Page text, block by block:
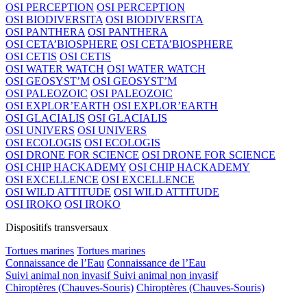
OSI PERCEPTION OSI PERCEPTION
OSI BIODIVERSITA OSI BIODIVERSITA
OSI PANTHERA OSI PANTHERA
OSI CETA’BIOSPHERE OSI CETA’BIOSPHERE
OSI CETIS OSI CETIS
OSI WATER WATCH OSI WATER WATCH
OSI GEOSYST’M OSI GEOSYST’M
OSI PALEOZOIC OSI PALEOZOIC
OSI EXPLOR’EARTH OSI EXPLOR’EARTH
OSI GLACIALIS OSI GLACIALIS
OSI UNIVERS OSI UNIVERS
OSI ECOLOGIS OSI ECOLOGIS
OSI DRONE FOR SCIENCE OSI DRONE FOR SCIENCE
OSI CHIP HACKADEMY OSI CHIP HACKADEMY
OSI EXCELLENCE OSI EXCELLENCE
OSI WILD ATTITUDE OSI WILD ATTITUDE
OSI IROKO OSI IROKO
Dispositifs transversaux
Tortues marines Tortues marines
Connaissance de l’Eau Connaissance de l’Eau
Suivi animal non invasif Suivi animal non invasif
Chiroptères (Chauves-Souris) Chiroptères (Chauves-Souris)